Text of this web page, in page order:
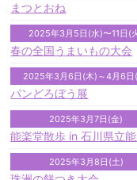
まつとおね
2025年3月5日(水)〜11日(
春の全国うまいもの大会
2025年3月6日(木)～4月6日
パンどろぼう展
2025年3月7日(金)
能楽堂散歩 in 石川県立
2025年3月8日(土)